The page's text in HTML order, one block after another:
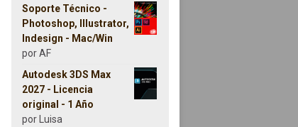
desde 22,95€ hasta 24,90€
producto tiene múltiples variantes. Las opciones se
Soporte Técnico -
Photoshop, Illustrator,
Indesign - Mac/Win
por AF
Autodesk 3DS Max
2027 - Licencia
original - 1 Año
por Luisa